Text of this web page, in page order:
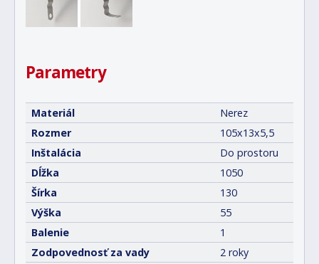
Parametry
Materiál
Nerez
Rozmer
105x13x5,5
Inštalácia
Do prostoru
Dĺžka
1050
Šírka
130
Výška
55
Balenie
1
Zodpovednosť za vady
2 roky